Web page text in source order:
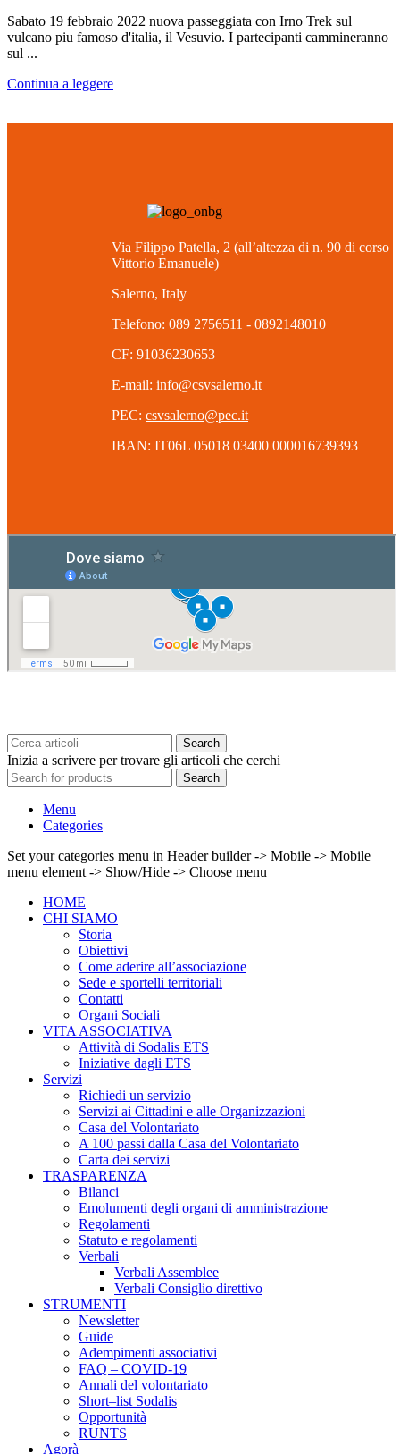
Sabato 19 febbraio 2022 nuova passeggiata con Irno Trek sul
vulcano piu famoso d'italia, il Vesuvio. I partecipanti cammineranno
sul ...
Continua a leggere
Via Filippo Patella, 2 (all’altezza di n. 90 di corso
Vittorio Emanuele)
Salerno, Italy
Telefono: 089 2756511 - 0892148010
CF: 91036230653
E-mail: info@csvsalerno.it
PEC: csvsalerno@pec.it
IBAN: IT06L 05018 03400 000016739393
Search
Inizia a scrivere per trovare gli articoli che cerchi
Search
Menu
Categories
Set your categories menu in Header builder -> Mobile -> Mobile
menu element -> Show/Hide -> Choose menu
HOME
CHI SIAMO
Storia
Obiettivi
Come aderire all’associazione
Sede e sportelli territoriali
Contatti
Organi Sociali
VITA ASSOCIATIVA
Attività di Sodalis ETS
Iniziative dagli ETS
Servizi
Richiedi un servizio
Servizi ai Cittadini e alle Organizzazioni
Casa del Volontariato
A 100 passi dalla Casa del Volontariato
Carta dei servizi
TRASPARENZA
Bilanci
Emolumenti degli organi di amministrazione
Regolamenti
Statuto e regolamenti
Verbali
Verbali Assemblee
Verbali Consiglio direttivo
STRUMENTI
Newsletter
Guide
Adempimenti associativi
FAQ – COVID-19
Annali del volontariato
Short–list Sodalis
Opportunità
RUNTS
Agorà